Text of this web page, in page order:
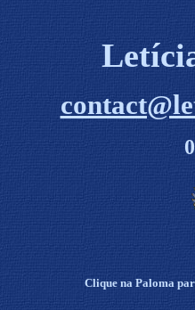
Clique na Paloma